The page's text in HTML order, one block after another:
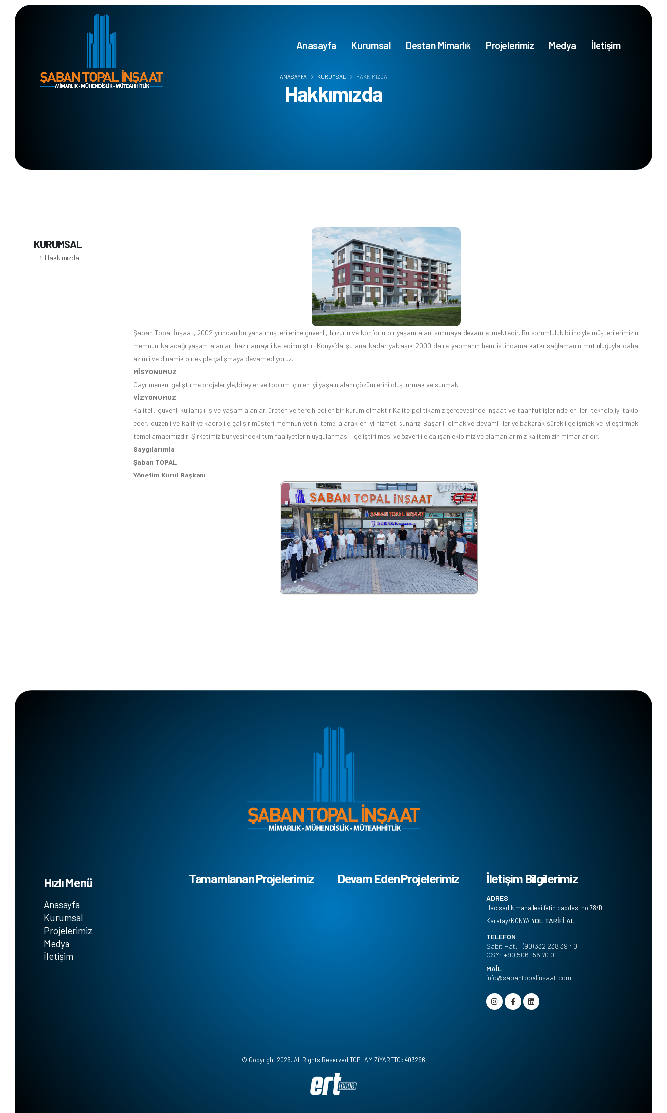
Anasayfa Kurumsal Destan Mimarlık Projelerimiz Medya İletişim
Hakkımızda
ANASAYFA KURUMSAL HAKKIMIZDA
KURUMSAL
Hakkımızda
Şaban Topal İnşaat, 2002 yılından bu yana müşterilerine güvenli, huzurlu ve konforlu bir yaşam alanı sunmaya devam etmektedir. Bu sorumluluk bilinciyle müşterilerimizin
memnun kalacağı yaşam alanları hazırlamayı ilke edinmiştir. Konya’da şu ana kadar yaklaşık 2000 daire yapmanın hem istihdama katkı sağlamanın mutluluğuyla daha
azimli ve dinamik bir ekiple çalışmaya devam ediyoruz.
MİSYONUMUZ
Gayrimenkul geliştirme projeleriyle,bireyler ve toplum için en iyi yaşam alanı çözümlerini oluşturmak ve sunmak.
VİZYONUMUZ
Kaliteli, güvenli kullanışlı iş ve yaşam alanları üreten ve tercih edilen bir kurum olmaktır.Kalite politikamız çerçevesinde inşaat ve taahhüt işlerinde en ileri teknolojiyi takip
eder, düzenli ve kalifiye kadro ile çalışır müşteri memnuniyetini temel alarak en iyi hizmeti sunarız. Başarılı olmak ve devamlı ileriye bakarak sürekli gelişmek ve iyileştirmek
temel amacımızdır. Şirketimiz bünyesindeki tüm faaliyetlerin uygulanması , geliştirilmesi ve özveri ile çalışan ekibimiz ve elamanlarımız kalitemizin mimarlarıdır…
Saygılarımla
Şaban TOPAL
Yönetim Kurul Başkanı
Hızlı Menü
Anasayfa
Kurumsal
Projelerimiz
Medya
İletişim
Tamamlanan Projelerimiz Devam Eden Projelerimiz İletişim Bilgilerimiz
ADRES
Hacısadık mahallesi fetih caddesi no:78/D
Karatay/KONYA YOL TARİFİ AL
TELEFON
Sabit Hat: +(90) 332 238 39 40
GSM: +90 506 156 70 01
MAİL
info@sabantopalinsaat.com
© Copyright 2025. All Rights Reserved TOPLAM ZİYARETCİ: 403296